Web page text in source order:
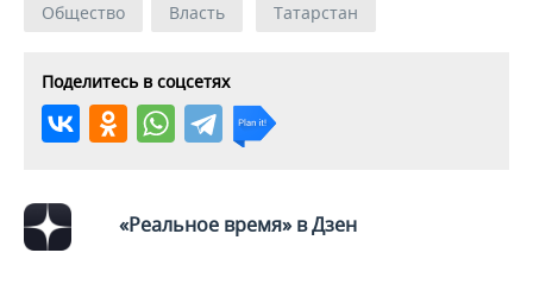
Общество Власть Татарстан
Поделитесь в соцсетях
«Реальное время» в Дзен